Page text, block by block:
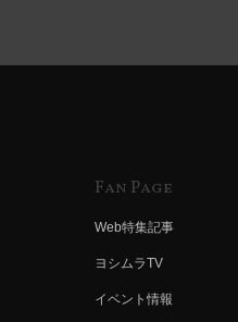
Fan Page
Web特集記事
ヨシムラTV
イベント情報